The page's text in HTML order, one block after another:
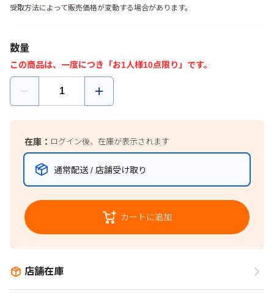
受取方法によって販売価格が変動する場合があります。
数量
この商品は、一度につき「お1人様10点限り」です。
在庫： ログイン後、在庫が表示されます
通常配送 / 店舗受け取り
カートに追加
店舗在庫